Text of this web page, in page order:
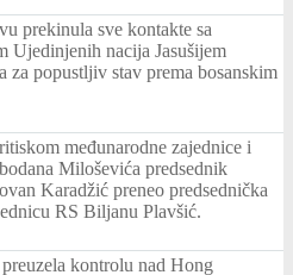
prekinula sve kontakte sa
Ujedinjenih nacija Jasušijem
za popustljiv stav prema bosanskim
međunarodne zajednice i
Miloševića predsednik
Karadžić preneo predsednička
RS Biljanu Plavšić.
kontrolu nad Hong